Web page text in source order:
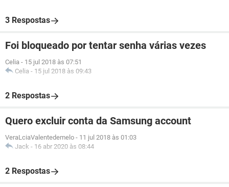
3 Respostas
Foi bloqueado por tentar senha várias vezes
Celia - 15 jul 2018 às 07:51
Celia - 15 jul 2018 às 09:43
2 Respostas
Quero excluir conta da Samsung account
VeraLciaValentedemelo - 11 jul 2018 às 01:03
Jack - 16 abr 2020 às 08:44
2 Respostas